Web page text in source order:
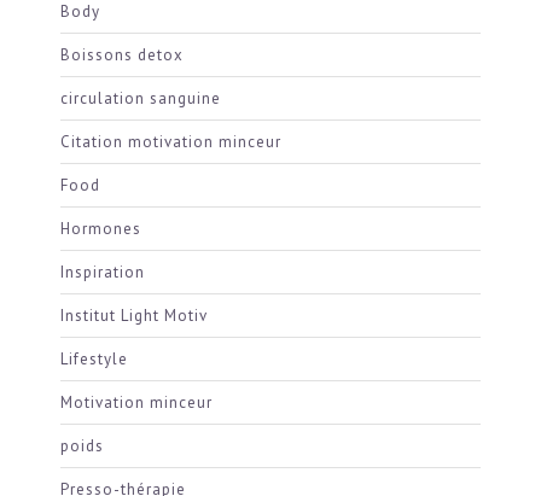
Body
Boissons detox
circulation sanguine
Citation motivation minceur
Food
Hormones
Inspiration
Institut Light Motiv
Lifestyle
Motivation minceur
poids
Presso-thérapie